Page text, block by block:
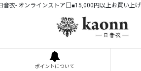
音衣- オンラインストア□■15,000円以上お買い上
ポイントについて